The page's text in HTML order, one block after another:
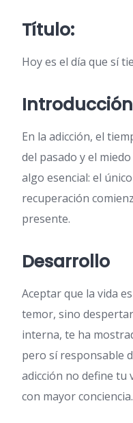
Título:
Hoy es el día que sí
Introducción
En la adicción, el
del pasado y el
algo esencial: el
recuperación
presente.
Desarrollo
Aceptar que la vida
temor, sino
interna, te ha
pero sí responsable
adicción no define tu
con mayor conciencia.